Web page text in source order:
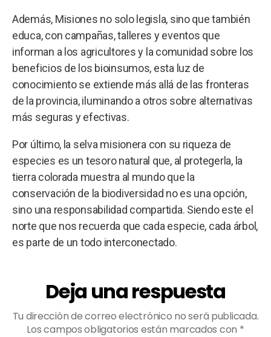
Además, Misiones no solo legisla, sino que también
educa, con campañas, talleres y eventos que
informan a los agricultores y la comunidad sobre los
beneficios de los bioinsumos, esta luz de
conocimiento se extiende más allá de las fronteras
de la provincia, iluminando a otros sobre alternativas
más seguras y efectivas.
Por último, la selva misionera con su riqueza de
especies es un tesoro natural que, al protegerla, la
tierra colorada muestra al mundo que la
conservación de la biodiversidad no es una opción,
sino una responsabilidad compartida. Siendo este el
norte que nos recuerda que cada especie, cada árbol,
es parte de un todo interconectado.
Deja una respuesta
Tu dirección de correo electrónico no será publicada.
Los campos obligatorios están marcados con *